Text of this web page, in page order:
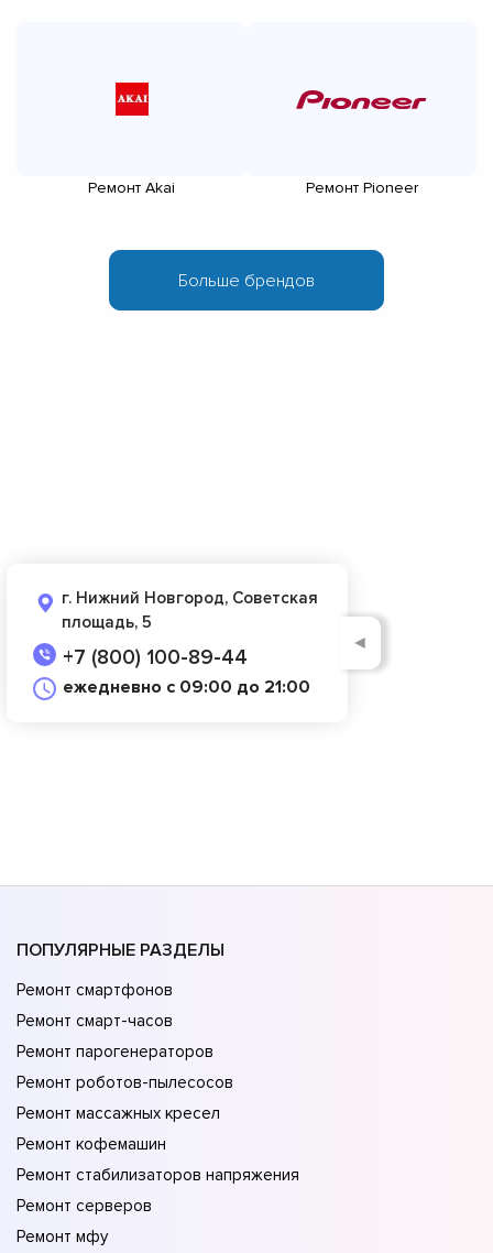
Ремонт Akai Ремонт Pioneer
г. Нижний Новгород, Советская
площадь, 5
+7 (800) 100-89-44
ежедневно с 09:00 до 21:00
◄
ПОПУЛЯРНЫЕ РАЗДЕЛЫ
Ремонт смартфонов
Ремонт смарт-часов
Ремонт парогенераторов
Ремонт роботов-пылесосов
Ремонт массажных кресел
Ремонт кофемашин
Ремонт стабилизаторов напряжения
Ремонт серверов
Ремонт мфу